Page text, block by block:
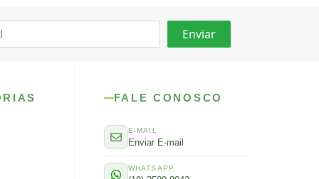
FALE CONOSCO
E-MAIL
Enviar E-mail
WHATSAPP